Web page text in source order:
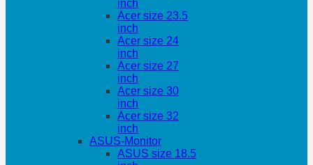
inch
Acer size 23.5
inch
Acer size 24
inch
Acer size 27
inch
Acer size 30
inch
Acer size 32
inch
ASUS-Monitor
ASUS size 18.5